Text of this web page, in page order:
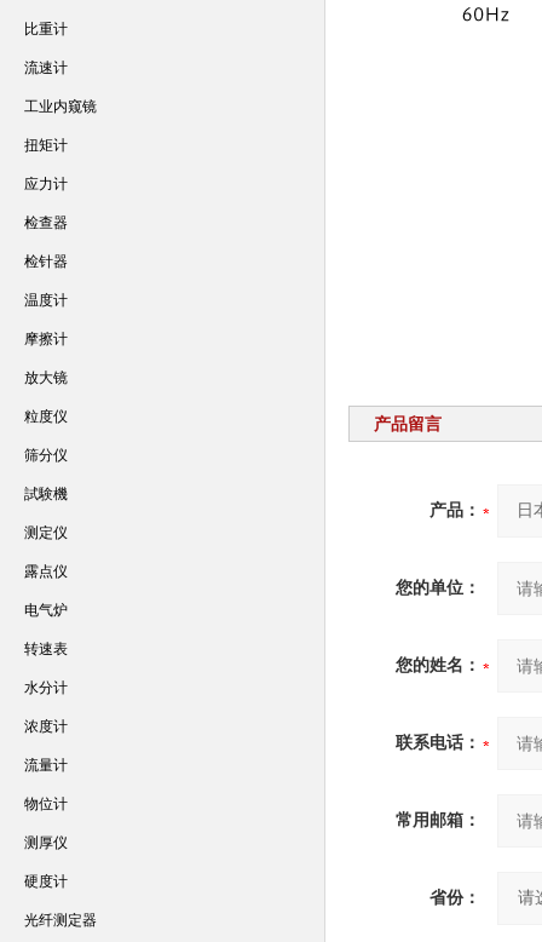
产品留言
产品：
您的单位：
您的姓名：
联系电话：
常用邮箱：
省份：
比重计
流速计
工业内窥镜
扭矩计
应力计
检查器
检针器
温度计
摩擦计
放大镜
粒度仪
筛分仪
試験機
测定仪
露点仪
电气炉
转速表
水分计
浓度计
流量计
物位计
测厚仪
硬度计
光纤测定器